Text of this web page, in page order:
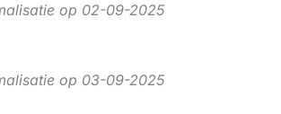
op 02-09-2025
op 03-09-2025